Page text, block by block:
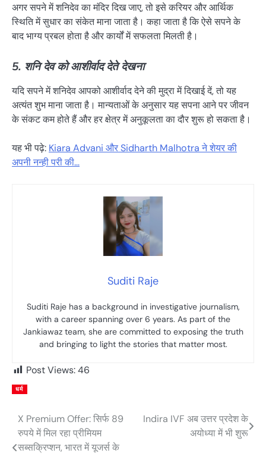
अगर सपने में शनिदेव का मंदिर दिख जाए, तो इसे करियर और आर्थिक
स्थिति में सुधार का संकेत माना जाता है। कहा जाता है कि ऐसे सपने के
बाद भाग्य प्रबल होता है और कार्यों में सफलता मिलती है।
5. शनि देव को आशीर्वाद देते देखना
यदि सपने में शनिदेव आपको आशीर्वाद देने की मुद्रा में दिखाई दें, तो यह
अत्यंत शुभ माना जाता है। मान्यताओं के अनुसार यह सपना आने पर जीवन
के संकट कम होते हैं और हर क्षेत्र में अनुकूलता का दौर शुरू हो सकता है।
यह भी पढ़े: Kiara Advani और Sidharth Malhotra ने शेयर की
अपनी नन्ही परी की…
Suditi Raje
Suditi Raje has a background in investigative journalism,
with a career spanning over 6 years. As part of the
Jankiawaz team, she are committed to exposing the truth
and bringing to light the stories that matter most.
Post Views:46
धर्म
Post
navigation
X Premium Offer: सिर्फ 89
रुपये में मिल रहा प्रीमियम
सब्सक्रिप्शन, भारत में यूजर्स के
Indira IVF अब उत्तर प्रदेश के
अयोध्या में भी शुरू